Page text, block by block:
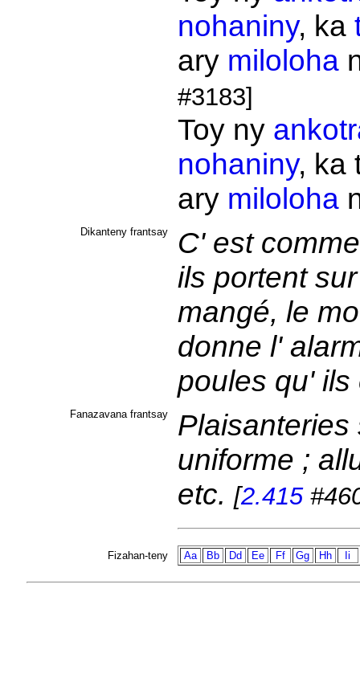
nohaniny, ka
ary miloloha
#3183]
Toy ny
nohaniny, ka
ary miloloha
Dikanteny frantsay
C' est
ils portent
mangé, le
donne l'
poules qu'
Fanazavana frantsay
Plaisanteries
uniforme ;
etc. [2.415
Fizahan-teny Aa Bb Dd Ee Ff Gg Hh Ii